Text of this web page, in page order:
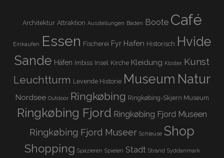
Architektur Attraktion Ausstellungen Baden Boote Café
Einkaufen Essen Fischerei Fyr Hafen Historisch Hvide
Sande Häfen Imbiss Insel Kirche Kleidung Kloster Kunst
Leuchtturm Levende Historie Museum Natur
Nordsee Outdoor Ringkøbing Ringkøbing-Skjern Museum
Ringkøbing Fjord Ringkøbing Fjord Museen
Ringkøbing Fjord Museer Schleuse Shop
Shopping Spazieren Spielen Stadt Strand Syddanmark